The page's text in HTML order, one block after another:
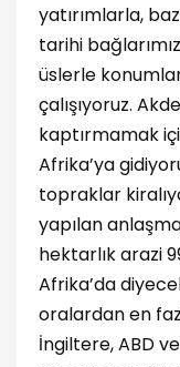
yatırımlarla,
tarihi
üslerle
çalışıyoruz.
kaptırmamak
Afrika’ya
topraklar
yapılan
hektarlık arazi
Afrika’da
oralardan en
İngiltere, ABD